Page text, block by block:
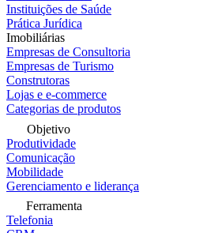
Instituições de Saúde
Prática Jurídica
Imobiliárias
Empresas de Consultoria
Empresas de Turismo
Construtoras
Lojas e e-commerce
Categorias de produtos
Objetivo
Produtividade
Comunicação
Mobilidade
Gerenciamento e liderança
Ferramenta
Telefonia